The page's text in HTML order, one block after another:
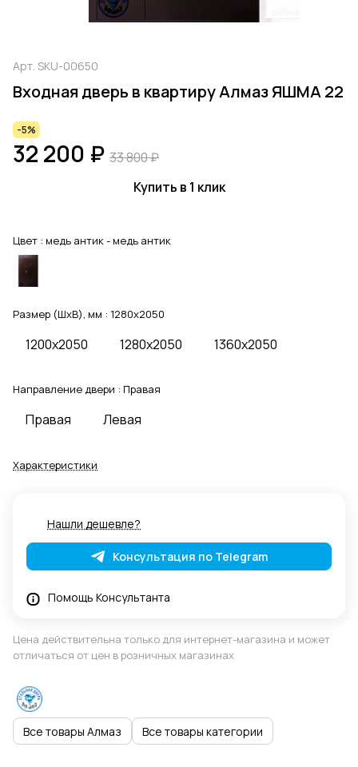
Арт. SKU-00650
Входная дверь в квартиру Алмаз ЯШМА 22
-5%
32 200 ₽ 33 800 ₽
Купить в 1 клик
Цвет : медь антик - медь антик
Размер (ШхВ), мм : 1280x2050
1200x2050 1280x2050 1360x2050
Направление двери : Правая
Правая Левая
Характеристики
Нашли дешевле?
Консультация по Telegram
Помощь Консультанта
Цена действительна только для интернет-магазина и может
отличаться от цен в розничных магазинах
Все товары Алмаз Все товары категории